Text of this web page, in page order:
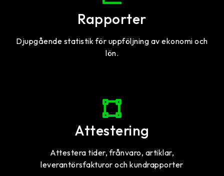
Rapporter
Djupgående statistik för uppföljning av ekonomi och
lön.
Attestering
Attestera tider, frånvaro, artiklar,
leverantörsfakturor och kundrapporter